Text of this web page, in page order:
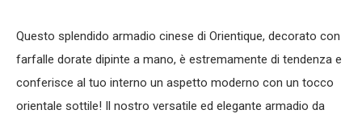
Questo splendido armadio cinese di Orientique, decorato con
farfalle dorate dipinte a mano, è estremamente di tendenza e
conferisce al tuo interno un aspetto moderno con un tocco
orientale sottile! Il nostro versatile ed elegante armadio da